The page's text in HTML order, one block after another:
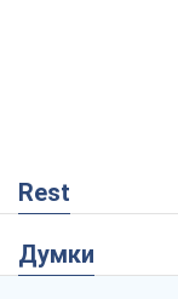
Rest
Думки